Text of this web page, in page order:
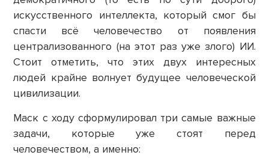
искусственного интеллекта, который смог бы
спасти всё человечество от появления
централизованного (на этот раз уже злого) ИИ.
Стоит отметить, что этих двух интересных
людей крайне волнует будущее человеческой
цивилизации.
Маск с ходу сформулировал три самые важные
задачи, которые уже стоят перед
человечеством, а именно: